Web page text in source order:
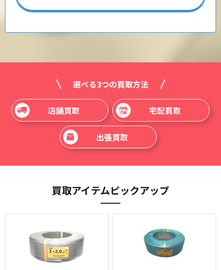
選べる3つの買取方法
店舗買取 宅配買取
出張買取
買取アイテムピックアップ